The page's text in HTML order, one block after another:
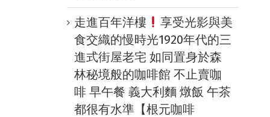
走進百年洋樓
享受光影與美
食交織的慢時光1920年代的三
進式街屋老宅 如同置身於森
林秘境般的咖啡館 不止賣咖
啡 早午餐 義大利麵 燉飯 午茶
都很有水準【根元咖啡